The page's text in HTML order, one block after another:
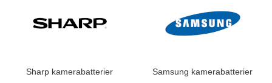
Sharp kamerabatterier Samsung kamerabatterier